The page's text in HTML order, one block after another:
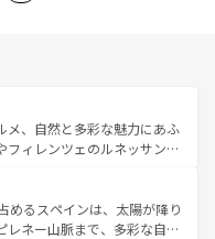
メ、自然と多彩な魅力にあふ
フィレンツェのルネッサンス
風景やアマルフィ海岸の絶
い。観光の合間には、本場の
リア料理を堪能することも
めるスペインは、太陽が降り
ネー山脈まで、多彩な自然